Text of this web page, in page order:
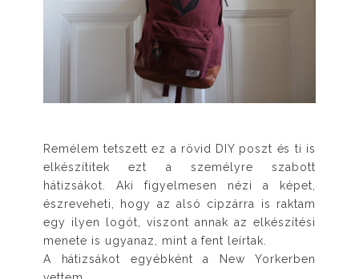
Remélem tetszett ez a rövid DIY poszt és ti is
elkészítitek ezt a személyre szabott
hátizsákot. Aki figyelmesen nézi a képet,
észreveheti, hogy az alsó cipzárra is raktam
egy ilyen logót, viszont annak az elkészítési
menete is ugyanaz, mint a fent leírtak.
A hátizsákot egyébként a New Yorkerben